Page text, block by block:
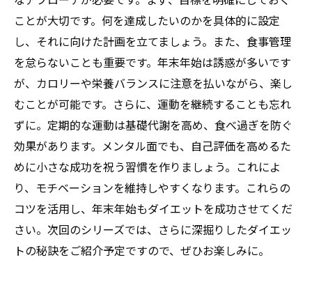
ことが大切です。何を達成したいのかを具体的に設定
し、それに向けた計画を立てましょう。また、食事管理
を怠らないことも重要です。年末年始は誘惑が多いです
が、カロリーや栄養バランスに注意を払いながら、楽し
むことが可能です。さらに、運動を継続することも忘れ
ずに。定期的な運動は基礎代謝を高め、食べ過ぎを防ぐ
効果があります。メンタル面でも、自己評価を高めるた
めに小さな成功を祝う習慣を作りましょう。これによ
り、モチベーションを維持しやすくなります。これらの
コツを活用し、年末年始もダイエットを成功させてくだ
さい。次回のシリーズでは、さらに深掘りしたダイエッ
トの秘訣をご紹介予定ですので、ぜひお楽しみに。